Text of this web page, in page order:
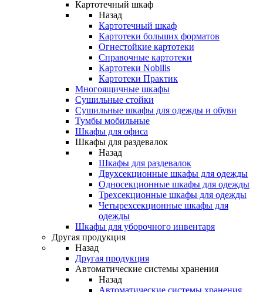
Картотечный шкаф
Назад
Картотечный шкаф
Картотеки больших форматов
Огнестойкие картотеки
Справочные картотеки
Картотеки Nobilis
Картотеки Практик
Многоящичные шкафы
Сушильные стойки
Сушильные шкафы для одежды и обуви
Тумбы мобильные
Шкафы для офиса
Шкафы для раздевалок
Назад
Шкафы для раздевалок
Двухсекционные шкафы для одежды
Односекционные шкафы для одежды
Трехсекционные шкафы для одежды
Четырехсекционные шкафы для
одежды
Шкафы для уборочного инвентаря
Другая продукция
Назад
Другая продукция
Автоматические системы хранения
Назад
Автоматические системы хранения